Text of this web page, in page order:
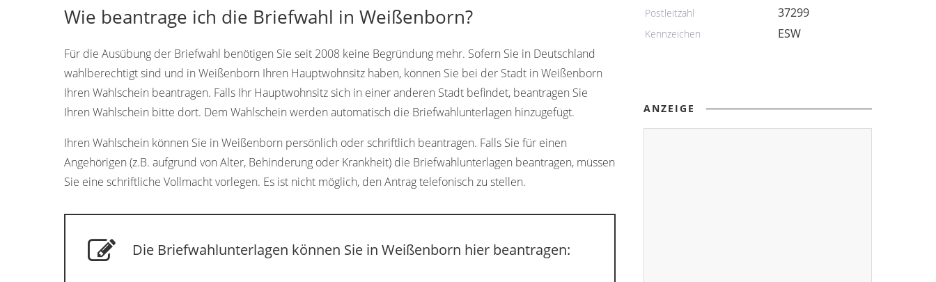
Wie beantrage ich die Briefwahl in Weißenborn?
Für die Ausübung der Briefwahl benötigen Sie seit 2008 keine Begründung mehr. Sofern Sie in Deutschland
wahlberechtigt sind und in Weißenborn Ihren Hauptwohnsitz haben, können Sie bei der Stadt in Weißenborn
Ihren Wahlschein beantragen. Falls Ihr Hauptwohnsitz sich in einer anderen Stadt befindet, beantragen Sie
Ihren Wahlschein bitte dort. Dem Wahlschein werden automatisch die Briefwahlunterlagen hinzugefügt.
Ihren Wahlschein können Sie in Weißenborn persönlich oder schriftlich beantragen. Falls Sie für einen
Angehörigen (z.B. aufgrund von Alter, Behinderung oder Krankheit) die Briefwahlunterlagen beantragen, müssen
Sie eine schriftliche Vollmacht vorlegen. Es ist nicht möglich, den Antrag telefonisch zu stellen.
Die Briefwahlunterlagen können Sie in Weißenborn hier beantragen:
Postleitzahl 37299
Kennzeichen ESW
ANZEIGE